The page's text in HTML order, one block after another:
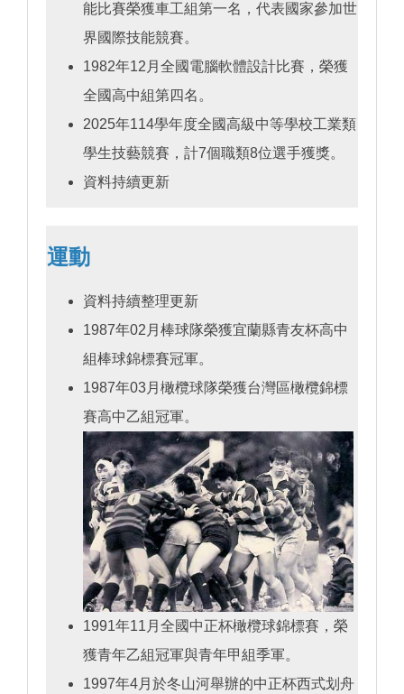
能比賽榮獲車工組第一名，代表國家參加世
界國際技能競賽。
1982年12月全國電腦軟體設計比賽，榮獲
全國高中組第四名。
2025年114學年度全國高級中等學校工業類
學生技藝競賽，計7個職類8位選手獲獎。
資料持續更新
運動
資料持續整理更新
1987年02月棒球隊榮獲宜蘭縣青友杯高中
組棒球錦標賽冠軍。
1987年03月橄欖球隊榮獲台灣區橄欖錦標
賽高中乙組冠軍。
1991年11月全國中正杯橄欖球錦標賽，榮
獲青年乙組冠軍與青年甲組季軍。
1997年4月於冬山河舉辦的中正杯西式划舟